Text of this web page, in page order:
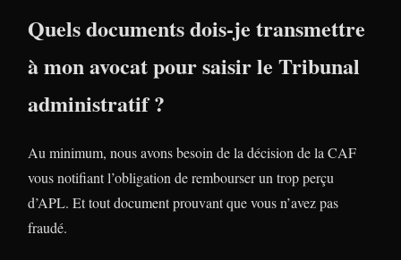
Quels documents dois-je transmettre
à mon avocat pour saisir le Tribunal
administratif ?
Au minimum, nous avons besoin de la décision de la CAF
vous notifiant l’obligation de rembourser un trop perçu
d’APL. Et tout document prouvant que vous n’avez pas
fraudé.